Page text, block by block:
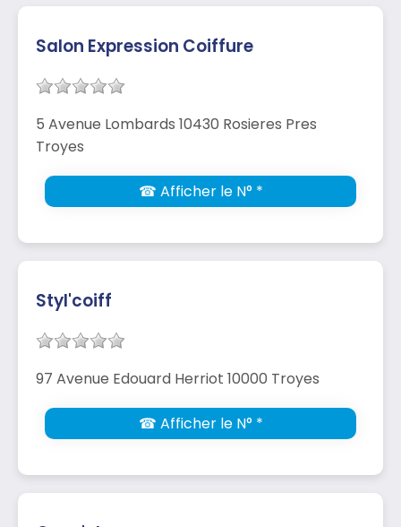
Salon Expression Coiffure
5 Avenue Lombards 10430 Rosieres Pres
Troyes
☎ Afficher le N° *
Styl'coiff
97 Avenue Edouard Herriot 10000 Troyes
☎ Afficher le N° *